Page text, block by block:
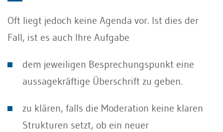
Oft liegt jedoch keine Agenda vor. Ist dies der
Fall, ist es auch Ihre Aufgabe
dem jeweiligen Besprechungspunkt eine
aussagekräftige Überschrift zu geben.
zu klären, falls die Moderation keine klaren
Strukturen setzt, ob ein neuer